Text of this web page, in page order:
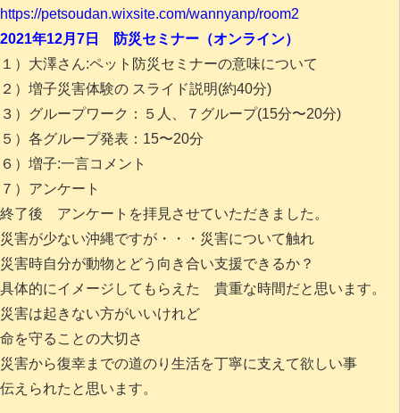
https://petsoudan.wixsite.com/wannyanp/room2
2021年12月7日 防災セミナー（オンライン）
１）大澤さん:ペット防災セミナーの意味について
２）増子災害体験の スライド説明(約40分)
３） グループワーク ：
５人、７グループ(15分〜20分)
５）各グループ発表：15〜20分
６）増子:一言コメント
７）アンケート
終了後 アンケートを拝見させていただきました。
災害が少ない沖縄ですが・・・災害について触れ
災害時自分が動物とどう向き合い支援できるか？
具体的にイメージしてもらえた 貴重な時間だと思います。
災害は起きない方がいいけれど
命を守ることの大切さ
災害から復幸までの道のり生活を丁寧に支えて欲しい事
伝えられたと思います。